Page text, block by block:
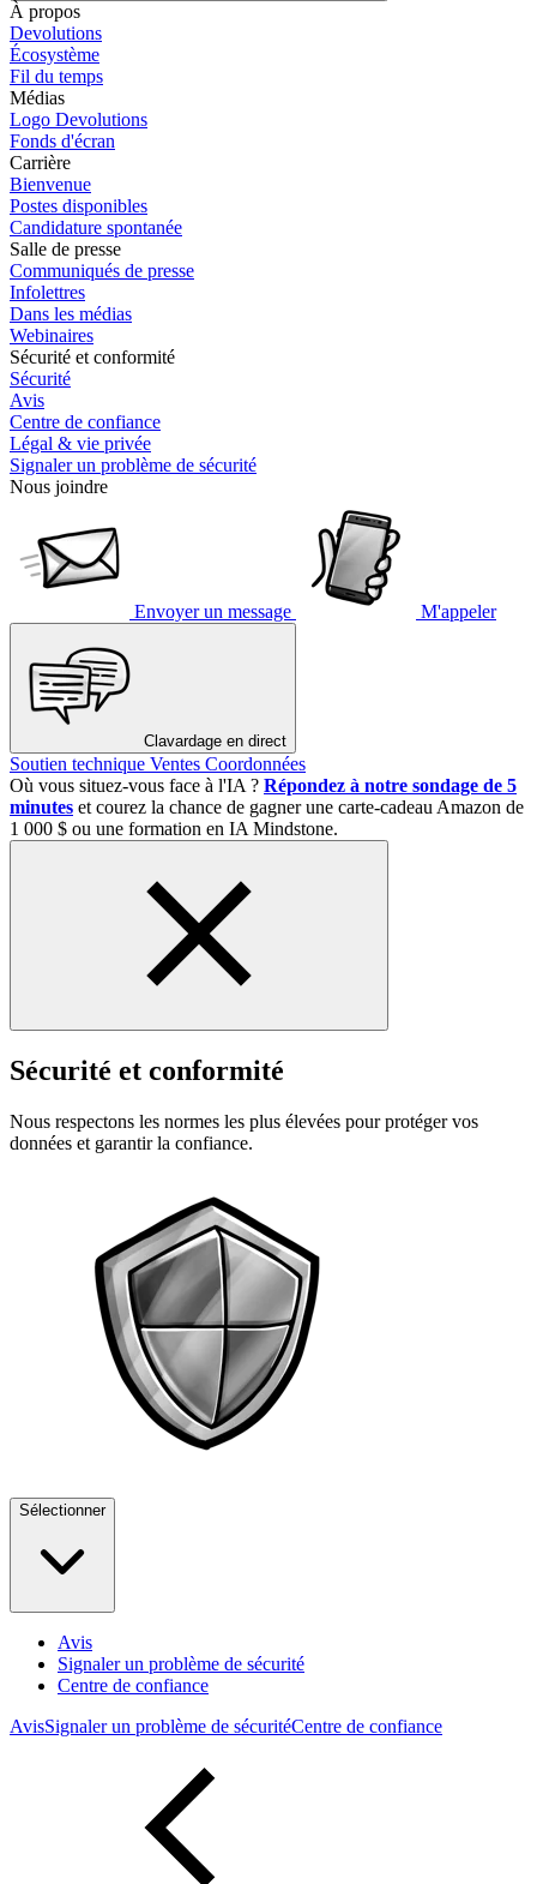
À propos
Devolutions
Écosystème
Fil du temps
Médias
Logo Devolutions
Fonds d'écran
Carrière
Bienvenue
Postes disponibles
Candidature spontanée
Salle de presse
Communiqués de presse
Infolettres
Dans les médias
Webinaires
Sécurité et conformité
Sécurité
Avis
Centre de confiance
Légal & vie privée
Signaler un problème de sécurité
Nous joindre
Envoyer un message M'appeler
Clavardage en direct
Soutien technique Ventes Coordonnées
Où vous situez-vous face à l'IA ? Répondez à notre sondage de 5
minutes et courez la chance de gagner une carte-cadeau Amazon de
1 000 $ ou une formation en IA Mindstone.
Sécurité et conformité
Nous respectons les normes les plus élevées pour protéger vos
données et garantir la confiance.
Sélectionner
Avis
Signaler un problème de sécurité
Centre de confiance
AvisSignaler un problème de sécuritéCentre de confiance